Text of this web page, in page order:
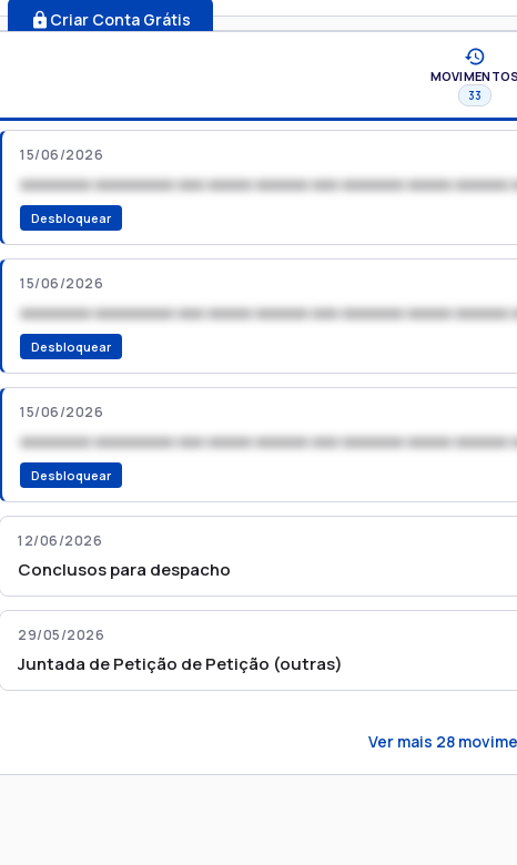
Criar Conta Grátis
MOVIMENTOS
33
15/06/2026
xxxxxxxx xxxxxxxxx xxx xxxxx xxxxxx xxx xxxxxxx xxxxx xxxxxx
Desbloquear
15/06/2026
xxxxxxxx xxxxxxxxx xxx xxxxx xxxxxx xxx xxxxxxx xxxxx xxxxxx
Desbloquear
15/06/2026
xxxxxxxx xxxxxxxxx xxx xxxxx xxxxxx xxx xxxxxxx xxxxx xxxxxx
Desbloquear
12/06/2026
Conclusos para despacho
29/05/2026
Juntada de Petição de Petição (outras)
Ver mais 28